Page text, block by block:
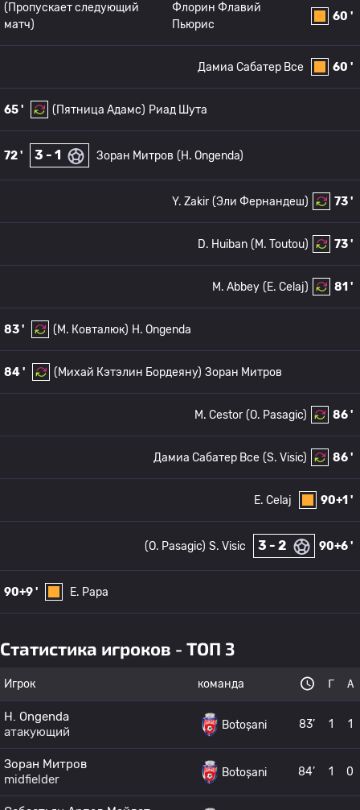
60 '
Флорин Флавий
Пьюрис
(Пропускает следующий
матч)
60 '
Дамиа Сабатер Все
65 ' (Пятница Адамс) Риад Шута
72 ' 3 - 1 Зоран Митров (H. Ongenda)
73 '
(Эли Фернандеш)
Y. Zakir
73 '
(M. Toutou)
D. Huiban
81 '
(E. Celaj)
M. Abbey
83 ' (М. Ковталюк) H. Ongenda
84 ' (Михай Кэтэлин Бордеяну) Зоран Митров
86 '
(O. Pasagic)
M. Cestor
86 '
(S. Visic)
Дамиа Сабатер Все
90+1 '
E. Celaj
90+6 '
3 - 2
S. Visic
(O. Pasagic)
90+9 ' E. Papa
Статистика игроков - ТОП 3
Игрок команда Г А
H. Ongenda
атакующий
Botoșani 83’ 1 1
Зоран Митров
midfielder
Botoșani 84’ 1 0